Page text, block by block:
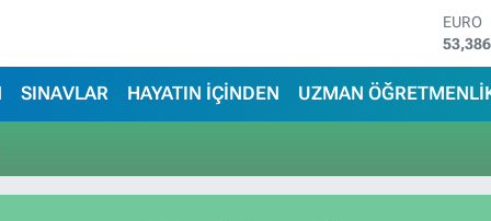
EURO
SINAVLAR HAYATIN İÇİNDEN UZMAN